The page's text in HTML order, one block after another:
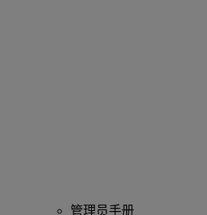
管理员手册